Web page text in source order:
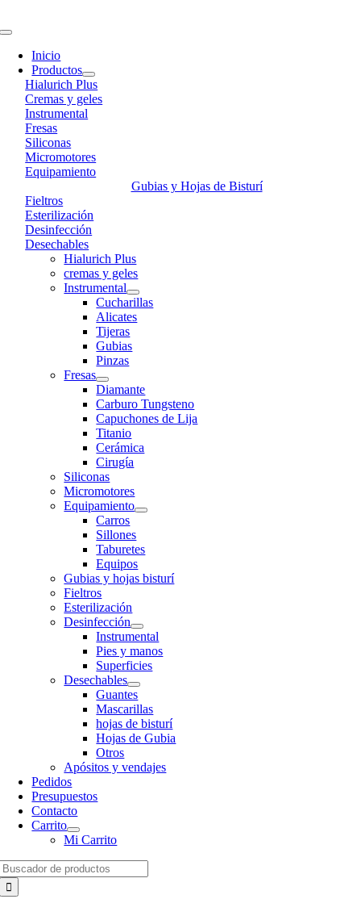
to
Toggle
Navigation
Inicio
Productos
Hialurich Plus
Cremas y geles
Instrumental
Fresas
Siliconas
Micromotores
Equipamiento
Gubias y Hojas de Bisturí
Fieltros
Esterilización
Desinfección
Desechables
Hialurich Plus
cremas y geles
Instrumental
Cucharillas
Alicates
Tijeras
Gubias
Pinzas
Fresas
Diamante
Carburo Tungsteno
Capuchones de Lija
Titanio
Cerámica
Cirugía
Siliconas
Micromotores
Equipamiento
Carros
Sillones
Taburetes
Equipos
Gubias y hojas bisturí
Fieltros
Esterilización
Desinfección
Instrumental
Pies y manos
Superficies
Desechables
Guantes
Mascarillas
hojas de bisturí
Hojas de Gubia
Otros
Apósitos y vendajes
Pedidos
Presupuestos
Contacto
Carrito
Mi Carrito